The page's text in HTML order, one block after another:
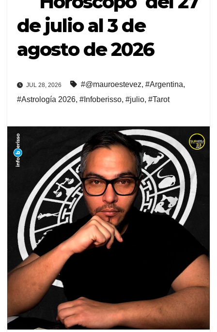
de julio al 3 de
agosto de 2026
JUL 28, 2026 #@mauroestevez, #Argentina,
#Astrología 2026, #Infoberisso, #julio, #Tarot